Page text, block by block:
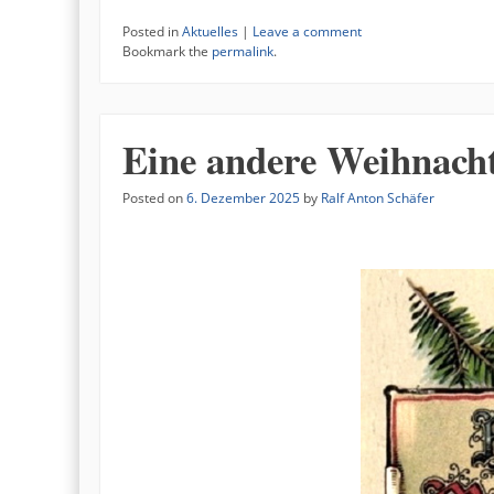
Posted in Aktuelles | Leave a comment
Bookmark the permalink.
Eine andere
Posted on 6. Dezember 2025by Ralf Anton Schäfer